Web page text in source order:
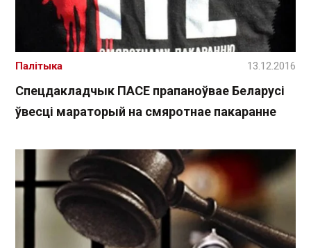
Спецдакладчык ПАСЕ прапаноўвае Беларусі
ўвесці мараторый на смяротнае пакаранне
Палітыка 13.12.2016